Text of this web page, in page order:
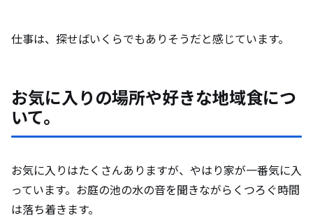
仕事は、探せばいくらでもありそうだと感じています。
お気に入りの場所や好きな地域食につ
いて。
お気に入りはたくさんありますが、やはり家が一番気に入
っています。お庭の池の水の音を聞きながらくつろぐ時間
は落ち着きます。